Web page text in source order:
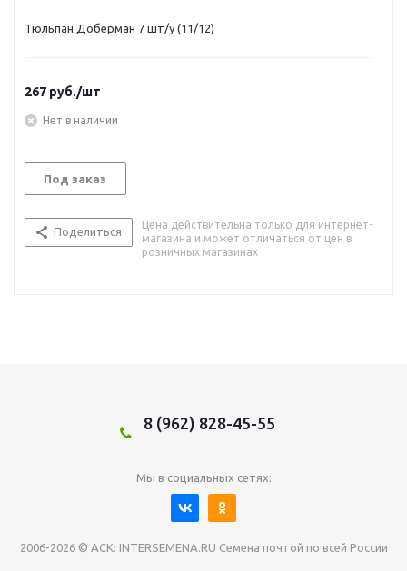
Тюльпан Доберман 7 шт/у (11/12)
267 руб./шт
Нет в наличии
Под заказ
Поделиться
Цена действительна только для интернет-
магазина и может отличаться от цен в
розничных магазинах
8 (962) 828-45-55
Мы в социальных сетях:
2006-2026 © АСК: INTERSEMENA.RU Семена почтой по всей России